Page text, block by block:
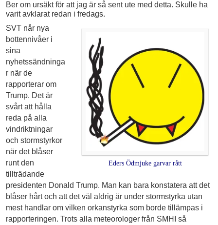
Ber om ursäkt för att jag är så sent ute med detta. Skulle ha
varit avklarat redan i fredags.
Eders Ödmjuke garvar rått
SVT når nya
bottennivåer i
sina
nyhetssändninga
r när de
rapporterar om
Trump. Det är
svårt att hålla
reda på alla
vindriktningar
och stormstyrkor
när det blåser
runt den
tillträdande
presidenten Donald Trump. Man kan bara konstatera att det
blåser hårt och att det väl aldrig är under stormstyrka utan
mest handlar om vilken orkanstyrka som borde tillämpas i
rapporteringen. Trots alla meteorologer från SMHI så